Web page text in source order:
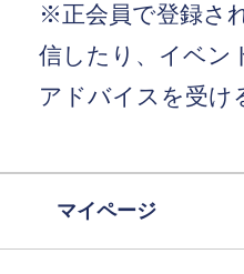
※正会員で登録さ
信したり、イベン
アドバイスを受け
マイページ